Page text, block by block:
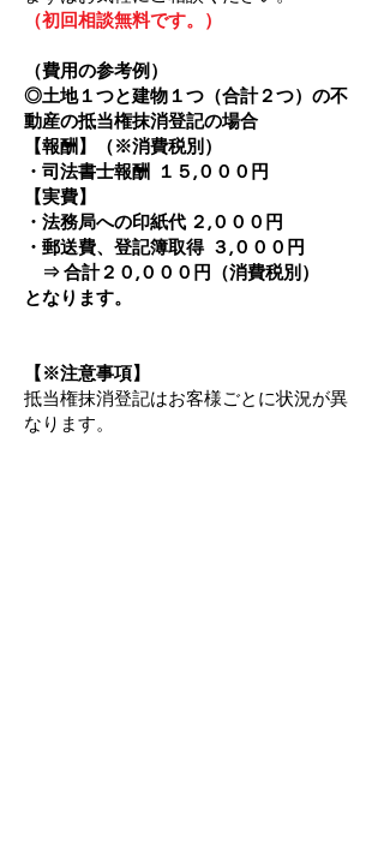
（初回相談無料です。）
（費用の参考例）
◎土地１つと建物１つ（合計２つ）の不
動産の抵当権抹消登記の場合
【報酬】（※消費税別）
・司法書士報酬 １５,０００円
【実費】
・法務局への印紙代 ２,０００円
・郵送費、登記簿取得 ３,０００円
⇒ 合計２０,０００円（消費税別）
となります。
【※注意事項】
抵当権抹消登記はお客様ごとに状況が異
なります。